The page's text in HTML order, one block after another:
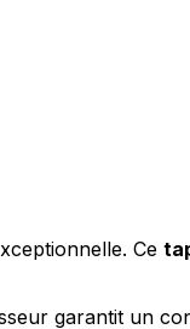
Ce
garantit un
le fonctionnement du site,